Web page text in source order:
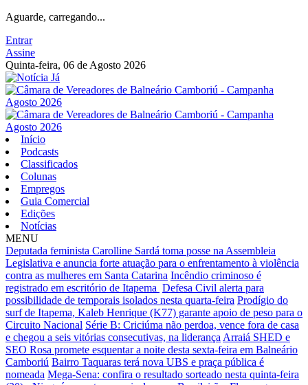
Aguarde, carregando...
Entrar
Assine
Quinta-feira, 06 de Agosto 2026
Início
Podcasts
Classificados
Colunas
Empregos
Guia Comercial
Edições
Notícias
MENU
Deputada feminista Carolline Sardá toma posse na Assembleia
Legislativa e anuncia forte atuação para o enfrentamento à violência
contra as mulheres em Santa Catarina Incêndio criminoso é
registrado em escritório de Itapema Defesa Civil alerta para
possibilidade de temporais isolados nesta quarta-feira Prodígio do
surf de Itapema, Kaleb Henrique (K77) garante apoio de peso para o
Circuito Nacional Série B: Criciúma não perdoa, vence fora de casa
e chegou a seis vitórias consecutivas, na liderança Arraiá SHED e
SEO Rosa promete esquentar a noite desta sexta-feira em Balneário
Camboriú Bairro Taquaras terá nova UBS e praça pública é
nomeada Mega-Sena: confira o resultado sorteado nesta quinta-feira